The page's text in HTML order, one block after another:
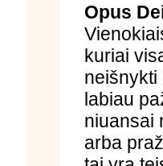
Opus
kuriai
neišnykti
labiau
niuansai
arba